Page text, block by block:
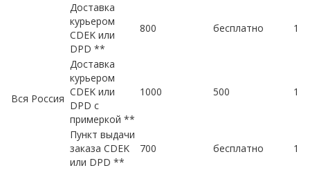
Вся Россия
Доставка
курьером
CDEK или
DPD **
800 бесплатно 1-
Доставка
курьером
CDEK или
DPD с
примеркой **
1000 500 1-
Пункт выдачи
заказа CDEK
или DPD **
700 бесплатно 1-